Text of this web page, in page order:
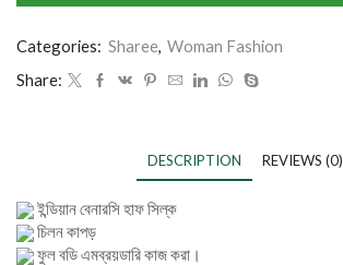
Categories: Sharee, Woman Fashion
Share:
DESCRIPTION REVIEWS (0)
ইন্ডিয়ান বেনারসি হাফ সিল্ক
চিলন কাপড়
ফুল বডি এমব্রয়ডারি কাজ করা।